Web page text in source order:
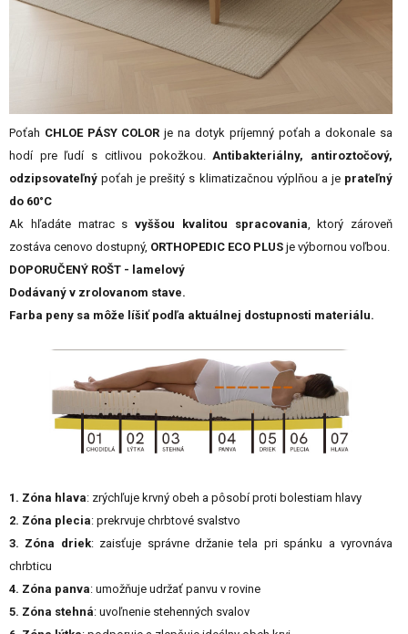
Poťah CHLOE PÁSY COLORje na dotyk príjemný poťah a dokonale sa
hodí pre ľudí s citlivou pokožkou.Antibakteriálny, antiroztočový,
odzipsovateľný poťah je prešitý s klimatizačnou výplňou a je prateľný
do 60°C
Ak hľadáte matrac s vyššou kvalitou spracovania, ktorý zároveň
zostáva cenovo dostupný, ORTHOPEDIC ECO PLUS je výbornou voľbou.
DOPORUČENÝ ROŠT - lamelový
Dodávaný v zrolovanom stave.
Farba peny sa môže líšiť podľa aktuálnej dostupnosti materiálu.
1. Zóna hlava: zrýchľuje krvný obeh a pôsobí proti bolestiam hlavy
2. Zóna plecia: prekrvuje chrbtové svalstvo
3. Zóna driek: zaisťuje správne držanie tela pri spánku a vyrovnáva
chrbticu
4. Zóna panva: umožňuje udržať panvu v rovine
5. Zóna stehná: uvoľnenie stehenných svalov